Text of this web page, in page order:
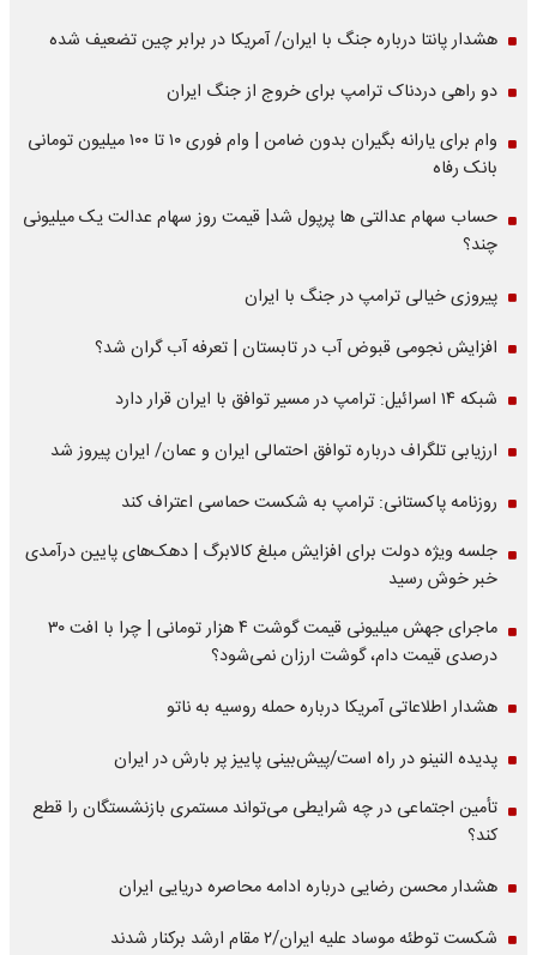
هشدار پانتا درباره جنگ با ایران/ آمریکا در برابر چین تضعیف شده
دو راهی دردناک ترامپ برای خروج از جنگ ایران
وام برای یارانه بگیران بدون ضامن | وام فوری ۱۰ تا ۱۰۰ میلیون تومانی
بانک رفاه
حساب سهام عدالتی ها پرپول شد| قیمت روز سهام عدالت یک میلیونی
چند؟
پیروزی خیالی ترامپ در جنگ با ایران
افزایش نجومی قبوض آب در تابستان | تعرفه آب گران شد؟
شبکه ۱۴ اسرائیل: ترامپ در مسیر توافق با ایران قرار دارد
ارزیابی تلگراف درباره توافق احتمالی ایران و عمان/ ایران پیروز شد
روزنامه پاکستانی: ترامپ به شکست حماسی اعتراف کند
جلسه ویژه دولت برای افزایش مبلغ کالابرگ | دهک‌های پایین درآمدی
خبر خوش رسید
ماجرای جهش میلیونی قیمت گوشت ۴ هزار تومانی | چرا با افت ۳۰
درصدی قیمت دام، گوشت ارزان نمی‌شود؟
هشدار اطلاعاتی آمریکا درباره حمله روسیه به ناتو
پدیده النینو در راه است/پیش‌بینی پاییز پر بارش در ایران
تأمین اجتماعی در چه شرایطی می‌تواند مستمری بازنشستگان را قطع
کند؟
هشدار محسن رضایی درباره ادامه محاصره دریایی ایران
شکست توطئه موساد علیه ایران/۲ مقام‌ ارشد برکنار شدند